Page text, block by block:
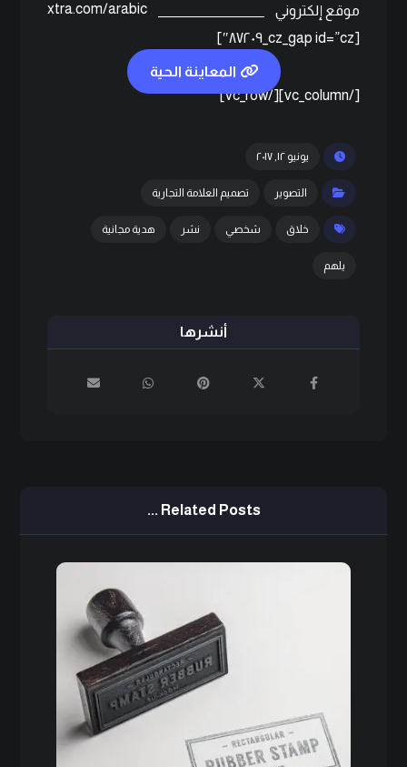
موقع إلكتروني
xtra.com/arabic
[cz_gap id=”cz_٨٧٢٠٩″]
المعاينة الحية
[/vc_column][/vc_row]
يونيو ١٢, ٢٠١٧
التصوير تصميم العلامة التجارية
خلاق شخصي نشر هدية مجانية
يلهم
Related Posts ...